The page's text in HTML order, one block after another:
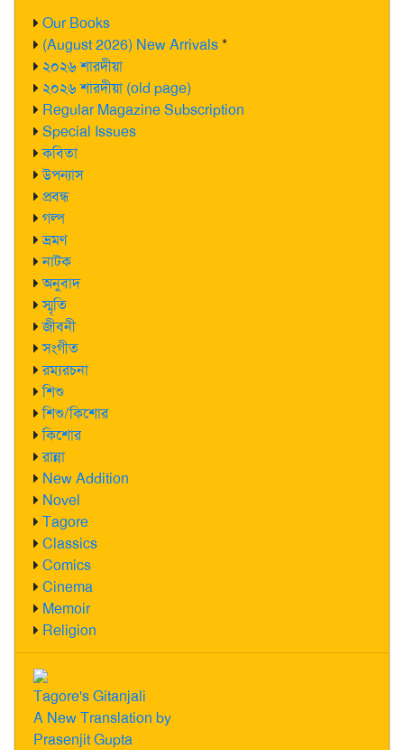
Our Books
(August 2026) New Arrivals*
২০২৬ শারদীয়া
২০২৬ শারদীয়া (old page)
Regular Magazine Subscription
Special Issues
কবিতা
উপন্যাস
প্রবন্ধ
গল্প
ভ্রমণ
নাটক
অনুবাদ
স্মৃতি
জীবনী
সংগীত
রম্যরচনা
শিশু
শিশু/কিশোর
কিশোর
রান্না
New Addition
Novel
Tagore
Classics
Comics
Cinema
Memoir
Religion
Tagore's Gitanjali
A New Translation by
Prasenjit Gupta